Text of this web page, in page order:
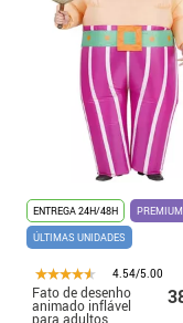
ENTREGA 24H/48H
PREMIUM
ÚLTIMAS UNIDADES
4.54/5.00
Fato de desenho
animado inflável
para adultos